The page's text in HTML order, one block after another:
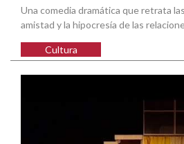
Una comedia dramática que retrata
amistad y la hipocresía de las
Cultura